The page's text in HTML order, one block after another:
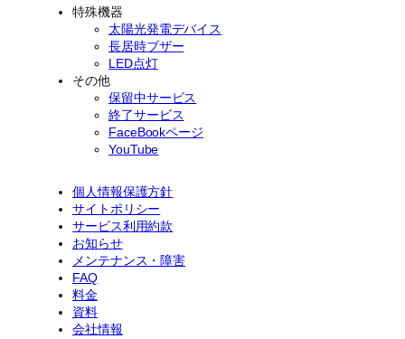
特殊機器
太陽光発電デバイス
長居時ブザー
LED点灯
その他
保留中サービス
終了サービス
FaceBookページ
YouTube
個人情報保護方針
サイトポリシー
サービス利用約款
お知らせ
メンテナンス・障害
FAQ
料金
資料
会社情報